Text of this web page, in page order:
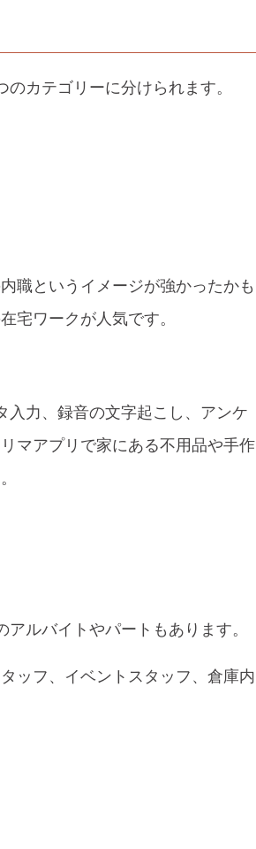
カテゴリーに分けられます。
職というイメージが強かったかも
宅ワークが人気です。
入力、録音の文字起こし、アンケ
マアプリで家にある不用品や手作
ルバイトやパートもあります。
ッフ、イベントスタッフ、倉庫内